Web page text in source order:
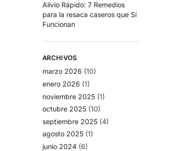
Alivio Rápido: 7 Remedios
para la resaca caseros que Sí
Funcionan
ARCHIVOS
marzo 2026 (10)
enero 2026 (1)
noviembre 2025 (1)
octubre 2025 (10)
septiembre 2025 (4)
agosto 2025 (1)
junio 2024 (6)